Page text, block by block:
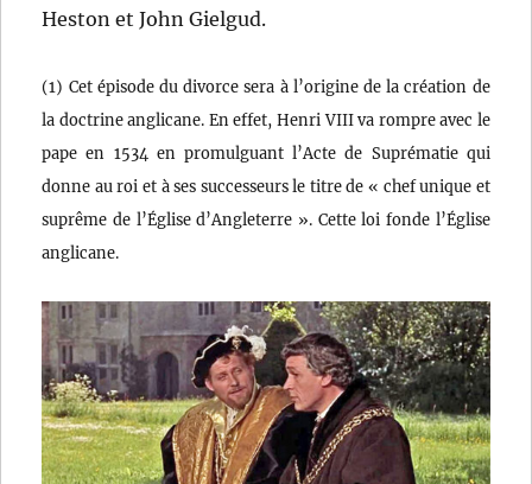
Heston et John Gielgud.
(1) Cet épisode du divorce sera à l’origine de la création de
la doctrine anglicane. En effet, Henri VIII va rompre avec le
pape en 1534 en promulguant l’Acte de Suprématie qui
donne au roi et à ses successeurs le titre de « chef unique et
suprême de l’Église d’Angleterre ». Cette loi fonde l’Église
anglicane.